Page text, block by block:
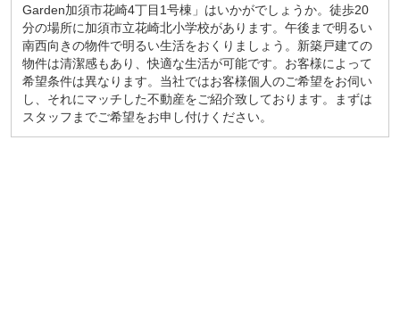
Garden加須市花崎4丁目1号棟」はいかがでしょうか。徒歩20
分の場所に加須市立花崎北小学校があります。午後まで明るい
南西向きの物件で明るい生活をおくりましょう。新築戸建ての
物件は清潔感もあり、快適な生活が可能です。お客様によって
希望条件は異なります。当社ではお客様個人のご希望をお伺い
し、それにマッチした不動産をご紹介致しております。まずは
スタッフまでご希望をお申し付けください。